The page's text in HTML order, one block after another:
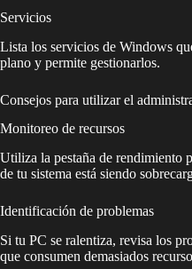
Servicios
Lista los servicios de Windows
plano y permite gestionarlos.
Consejos para utilizar el
Monitoreo de recursos
Utiliza la pestaña de rendimiento
de tu sistema está siendo
Identificación de problemas
Si tu PC se ralentiza, revisa los
que consumen demasiados